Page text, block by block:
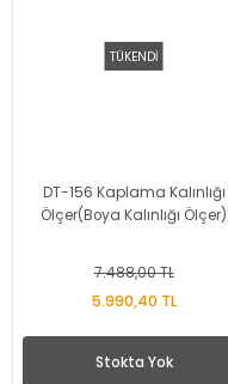
TÜKENDİ
DT-156 Kaplama Kalınlığı
Ölçer(Boya Kalınlığı Ölçer)
7.488,00 TL
5.990,40 TL
Stokta Yok